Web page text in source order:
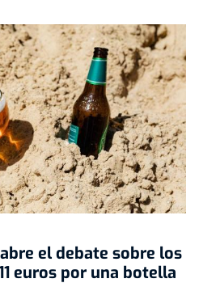
el debate sobre los
euros por una botella